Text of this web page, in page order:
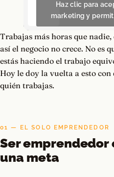
Haz clic para
marketing y
Trabajas más horas que
así el negocio no crece. No es
estás haciendo el trabajo
Hoy le doy la vuelta a esto
quién trabajas.
01 — EL SOLO EMPRENDEDOR
Ser emprendedor
una meta